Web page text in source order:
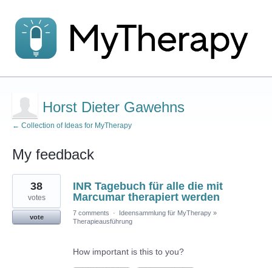
Horst Dieter Gawehns
← Collection of Ideas for MyTherapy
My feedback
1
result
found
INR Tagebuch für alle die mit
Marcumar therapiert werden
38
votes
vote
7 comments · Ideensammlung für MyTherapy »
Therapieausführung
How important is this to you?